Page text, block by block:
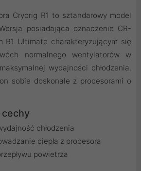
Cryorig R1 to sztandarowy model
posiadająca oznaczenie CR-
R1 Ultimate charakteryzującym się
normalnego wentylatorów w
wydajności chłodzenia.
sobie doskonale z procesorami o
cechy
chłodzenia
ciepła z procesora
powietrza